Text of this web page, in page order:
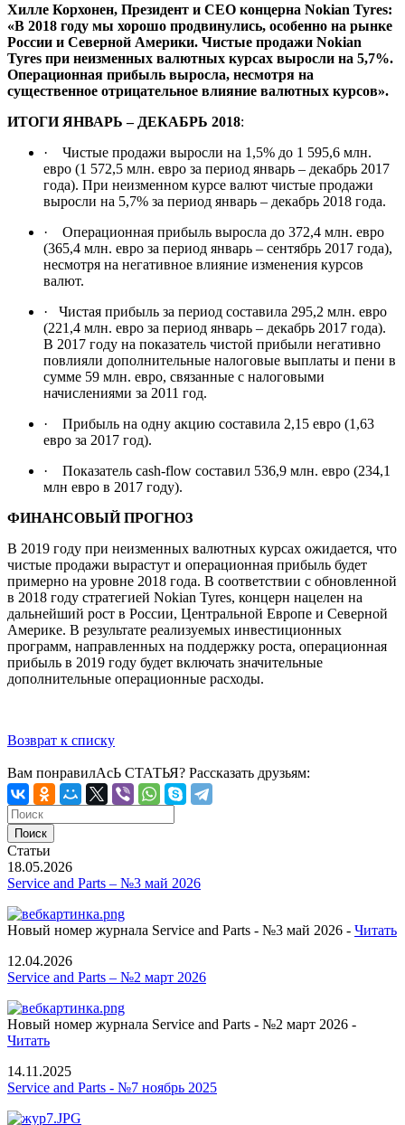
Хилле Корхонен, Президент и CEO концерна Nokian Tyres:
«В 2018 году мы хорошо продвинулись, особенно на рынке
России и Северной Америки. Чистые продажи Nokian
Tyres при неизменных валютных курсах выросли на 5,7%.
Операционная прибыль выросла, несмотря на
существенное отрицательное влияние валютных курсов».
ИТОГИ ЯНВАРЬ – ДЕКАБРЬ 2018:
· Чистые продажи выросли на 1,5% до 1 595,6 млн.
евро (1 572,5 млн. евро за период январь – декабрь 2017
года). При неизменном курсе валют чистые продажи
выросли на 5,7% за период январь – декабрь 2018 года.
· Операционная прибыль выросла до 372,4 млн. евро
(365,4 млн. евро за период январь – сентябрь 2017 года),
несмотря на негативное влияние изменения курсов
валют.
· Чистая прибыль за период составила 295,2 млн. евро
(221,4 млн. евро за период январь – декабрь 2017 года).
В 2017 году на показатель чистой прибыли негативно
повлияли дополнительные налоговые выплаты и пени в
сумме 59 млн. евро, связанные с налоговыми
начислениями за 2011 год.
· Прибыль на одну акцию составила 2,15 евро (1,63
евро за 2017 год).
· Показатель cash-flow составил 536,9 млн. евро (234,1
млн евро в 2017 году).
ФИНАНСОВЫЙ ПРОГНОЗ
В 2019 году при неизменных валютных курсах ожидается, что
чистые продажи вырастут и операционная прибыль будет
примерно на уровне 2018 года. В соответствии с обновленной
в 2018 году стратегией Nokian Tyres, концерн нацелен на
дальнейший рост в России, Центральной Европе и Северной
Америке. В результате реализуемых инвестиционных
программ, направленных на поддержку роста, операционная
прибыль в 2019 году будет включать значительные
дополнительные операционные расходы.
Возврат к списку
Вам понравилАсЬ СТАТЬЯ? Рассказать друзьям:
Статьи
18.05.2026
Service and Parts – №3 май 2026
Новый номер журнала Service and Parts - №3 май 2026 - Читать
12.04.2026
Service and Parts – №2 март 2026
Новый номер журнала Service and Parts - №2 март 2026 -
Читать
14.11.2025
Service and Parts - №7 ноябрь 2025